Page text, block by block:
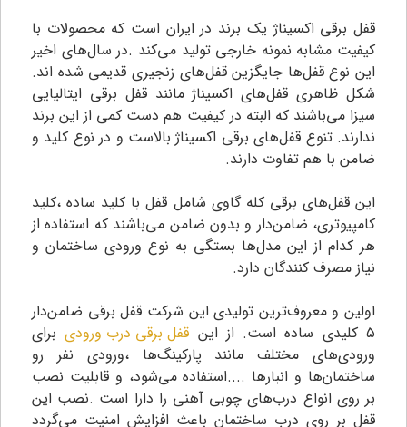
قفل برقی اکسیناژ یک برند در ایران است که محصولات با
کیفیت مشابه نمونه خارجی تولید می‌کند .در سال‌های اخیر
این نوع قفل‌ها جایگزین قفل‌های زنجیری قدیمی شده اند.
شکل ظاهری قفل‌های اکسیناژ مانند قفل برقی ایتالیایی
سیزا می‌باشند که البته در کیفیت هم دست کمی از این برند
ندارند. تنوع قفل‌های برقی اکسیناژ بالاست و در نوع کلید و
ضامن با هم تفاوت دارند.
این قفل‌های برقی کله گاوی شامل قفل با کلید ساده ،کلید
کامپیوتری، ضامن‌دار و بدون ضامن می‌باشند که استفاده از
هر کدام از این مدل‌ها بستگی به نوع ورودی ساختمان و
نیاز مصرف کنندگان دارد.
اولین و معروف‌ترین تولیدی این شرکت قفل برقی ضامن‌دار
۵ کلیدی ساده است. از این
قفل برقی درب ورودیبرای
ورودی‌های مختلف مانند پارکینگ‌ها ،ورودی نفر رو
ساختمان‌ها و انبارها ....استفاده می‌شود، و قابلیت نصب
بر روی انواع درب‌های چوبی آهنی را دارا است .نصب این
قفل بر روی درب ساختمان باعث افزایش امنیت می‌گردد